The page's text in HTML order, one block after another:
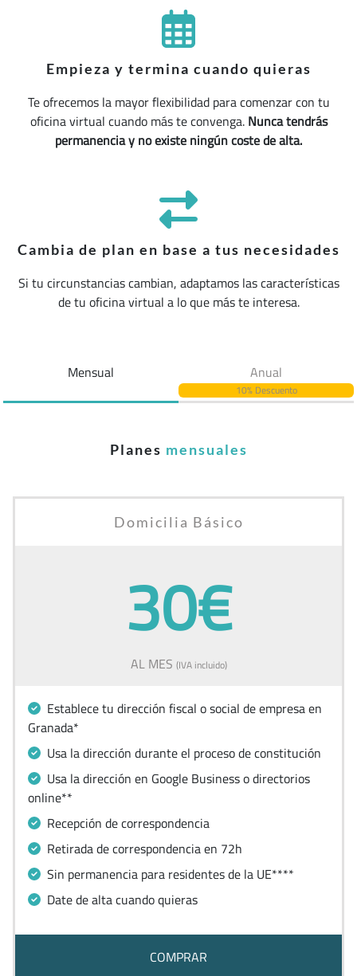
Empieza y termina cuando quieras
Te ofrecemos la mayor flexibilidad para comenzar con tu
oficina virtual cuando más te convenga.Nunca tendrás
permanencia y no existe ningún coste de alta.
Cambia de plan en base a tus necesidades
Si tu circunstancias cambian, adaptamos las características
de tu oficina virtual a lo que más te interesa.
Mensual Anual
10% Descuento
Planes mensuales
Domicilia Básico
30€
AL MES (IVA incluido)
Establece tu dirección fiscal o social de empresa en
Granada*
Usa la dirección durante el proceso de constitución
Usa la dirección en Google Business o directorios
online**
Recepción de correspondencia
Retirada de correspondencia en 72h
Sin permanencia para residentes de la UE****
Date de alta cuando quieras
COMPRAR